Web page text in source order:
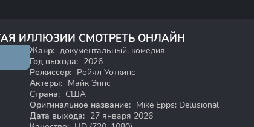
ИЛЛЮЗИИ СМОТРЕТЬ ОНЛАЙН
Жанр: документальный, комедия
Год выхода: 2026
Режиссер: Ройял Уоткинс
Актеры: Майк Эппс
Страна: США
Оригинальное название: Mike Epps: Delusional
Дата выхода: 27 января 2026